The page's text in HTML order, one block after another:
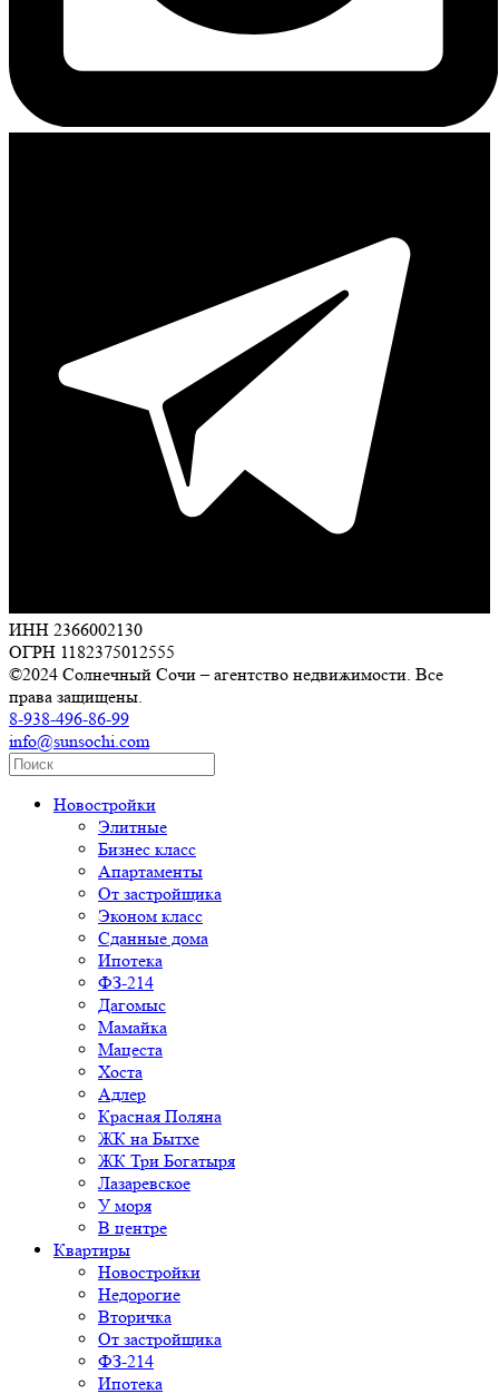
ИНН 2366002130
ОГРН 1182375012555
©2024 Солнечный Сочи – агентство недвижимости. Все
права защищены.
8-938-496-86-99
info@sunsochi.com
Новостройки
Элитные
Бизнес класс
Апартаменты
От застройщика
Эконом класс
Сданные дома
Ипотека
ФЗ-214
Дагомыс
Мамайка
Мацеста
Хоста
Адлер
Красная Поляна
ЖК на Бытхе
ЖК Три Богатыря
Лазаревское
У моря
В центре
Квартиры
Новостройки
Недорогие
Вторичка
От застройщика
ФЗ-214
Ипотека